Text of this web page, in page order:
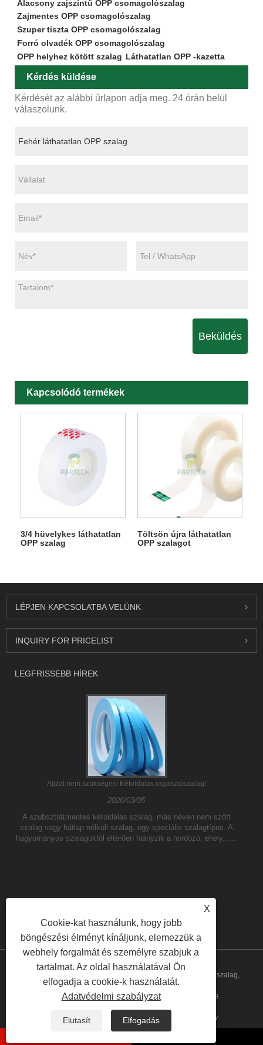
Alacsony zajszintű OPP csomagolószalag
Zajmentes OPP csomagolószalag
Szuper tiszta OPP csomagolószalag
Forró olvadék OPP csomagolószalag
OPP helyhez kötött szalag Láthatatlan OPP -kazetta
Kérdés küldése
Kérdését az alábbi űrlapon adja meg. 24 órán belül
válaszolunk.
Beküldés
Kapcsolódó termékek
3/4 hüvelykes láthatatlan
OPP szalag
Töltsön újra láthatatlan
OPP szalagot
LÉPJEN KAPCSOLATBA VELÜNK
INQUIRY FOR PRICELIST
LEGFRISSEBB HÍREK
Aljzat nem szükséges! Kétoldalas ragasztószalag!
2026/03/05
A szubsztrátmentes kétoldalas szalag, más néven nem szőtt
szalag vagy hátlap nélküli szalag, egy speciális szalagtípus. A
hagyományos szalagoktól eltérően hiányzik a hordozó; ehely......
Copyright © 2023 Yilane (Shanghai) Industrial Co Ltd - PVC szalag,
légcsatorna, csomagoló szalag - Minden jog fenntartva
Sitemap RSS XML Privacy Policy
X
Cookie-kat használunk, hogy jobb
böngészési élményt kínáljunk, elemezzük a
webhely forgalmát és személyre szabjuk a
tartalmat. Az oldal használatával Ön
elfogadja a cookie-k használatát.
Adatvédelmi szabályzat
Elutasít Elfogadás